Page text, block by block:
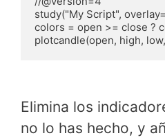
study("My Script",
colors = open >= close ?
plotcandle(open, high,
Elimina los
no lo has hecho, y